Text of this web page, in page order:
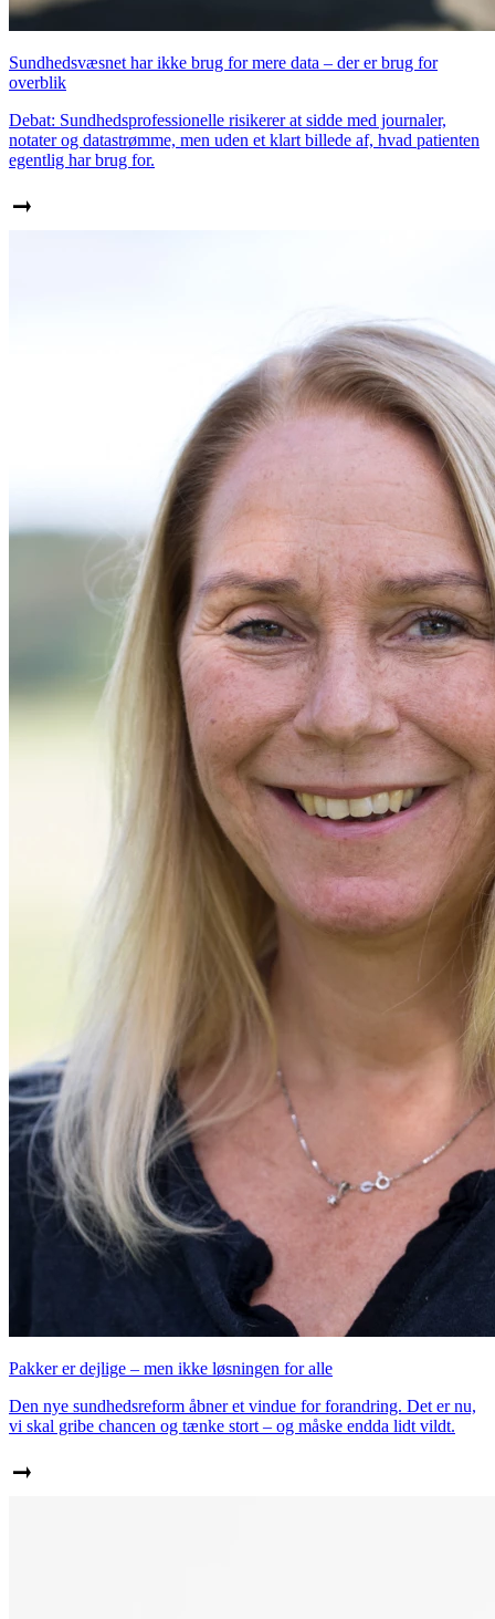
Sundhedsvæsnet har ikke brug for mere data – der er brug for
overblik
Debat: Sundhedsprofessionelle risikerer at sidde med journaler,
notater og datastrømme, men uden et klart billede af, hvad patienten
egentlig har brug for.
Pakker er dejlige – men ikke løsningen for alle
Den nye sundhedsreform åbner et vindue for forandring. Det er nu,
vi skal gribe chancen og tænke stort – og måske endda lidt vildt.